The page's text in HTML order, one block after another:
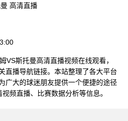
高清直播
VS斯托曼高清直播视频在线观看，
直播导航链接。本站整理了各大平台
广大的球迷朋友提供一个便捷的途径
频直播、比赛数据分析等信息。